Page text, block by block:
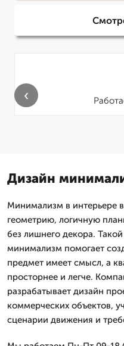
‹
Дизайн
Минимализм в интерьере
геометрию, логичную
без лишнего декора.
минимализм помогает
предмет имеет смысл, а
просторнее и легче.
разрабатывает дизайн
коммерческих объектов,
сценарии движения и